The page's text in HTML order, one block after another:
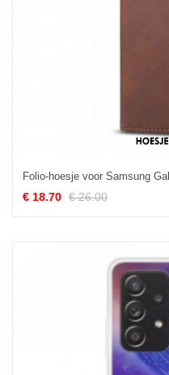
€ 18.70 € 26.00